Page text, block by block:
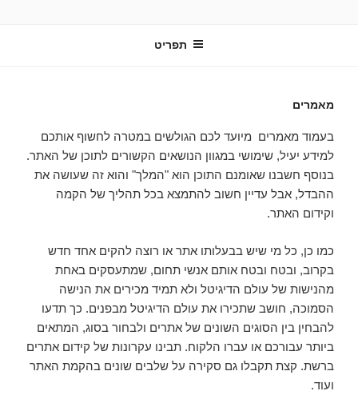
תפריט
מאמרים
בעמוד מאמרים מיועד לכם הגולשים במטרה לחשוף אותכם
למידע יעיל, שימושי במגוון הנושאים הקשורים לתוכן של האתר.
בנוסף חשבנו שאומנם התוכן הוא "המלך" והוא זה שעושה את
ההבדל, אבל עדיין חשוב להתמצא בכל תהליך של הקמה
וקידום האתר.
כמו כן, כל מי שיש בבעלותו אתר או רוצה להקים אחד חדש
בקרוב, ובטח ובטח אותם אנשי תחום, שמתעסקים באחת
מהנישות של עולם הדיגיטל ולא תמיד מכירים את הנישה
הסמוכה, חושב שתכירו את עולם הדיגיטל מבפנים. כך תדעו
להבחין בין הסוגים השונים של אתרים ולבחור בסוג, המתאים
ביותר עבורכם או עברו הלקוח. תבינו עקרונות של קידום אתרים
ברשת. קצת תקבלו גם סקירה על שלבים שונים בהקמת האתר
ועוד.